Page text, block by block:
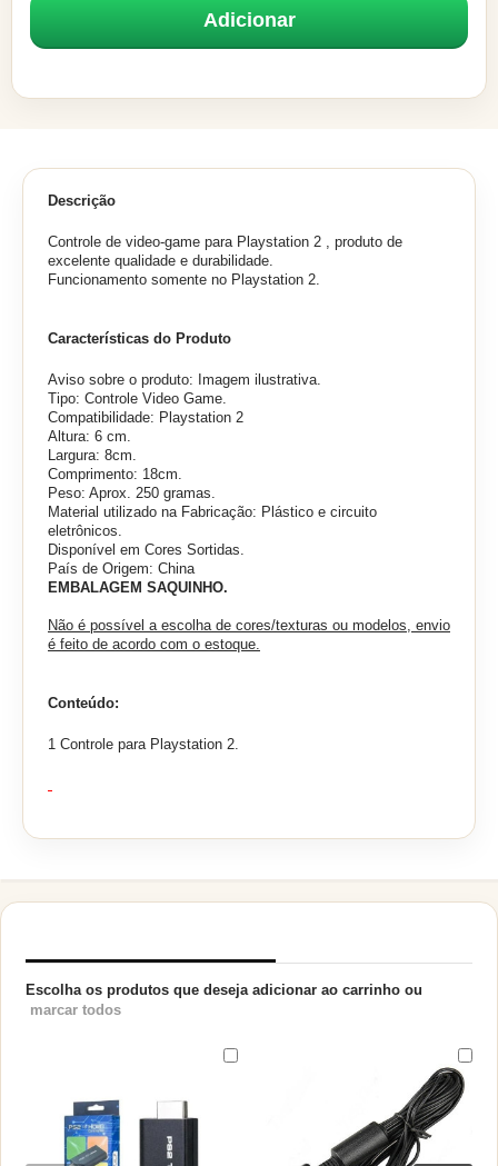
Adicionar
Descrição
Controle de video-game para Playstation 2 , produto de
excelente qualidade e durabilidade.
Funcionamento somente no Playstation 2.
Características do Produto
Aviso sobre o produto: Imagem ilustrativa.
Tipo: Controle Video Game.
Compatibilidade: Playstation 2
Altura: 6 cm.
Largura: 8cm.
Comprimento: 18cm.
Peso: Aprox. 250 gramas.
Material utilizado na Fabricação: Plástico e circuito
eletrônicos.
Disponível em Cores Sortidas.
País de Origem: China
EMBALAGEM SAQUINHO.
Não é possível a escolha de cores/texturas ou modelos, envio
é feito de acordo com o estoque.
Conteúdo:
1 Controle para Playstation 2.
Escolha os produtos que deseja adicionar ao carrinho ou
marcar todos